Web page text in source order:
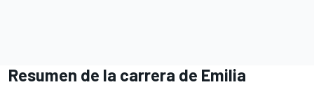
Resumen de la carrera de Emilia